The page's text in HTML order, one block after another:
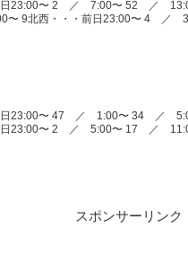
日23:00〜 2 ／ 7:00〜 52 ／
9北西・・・前日23:00〜 4 ／
日23:00〜 47 ／ 1:00〜 34 ／
日23:00〜 2 ／ 5:00〜 17 ／
スポンサーリンク